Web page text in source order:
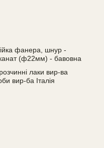
фанера, шнур -
канат (ф22мм) - бавовна
лаки вир-ва
вир-ба Італія